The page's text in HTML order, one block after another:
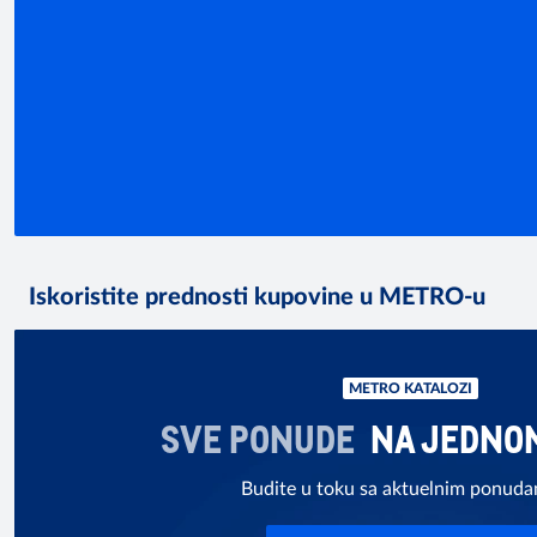
Iskoristite prednosti kupovine u METRO-u
METRO KATALOZI
SVE PONUDE NA
Budite u toku sa aktuelnim